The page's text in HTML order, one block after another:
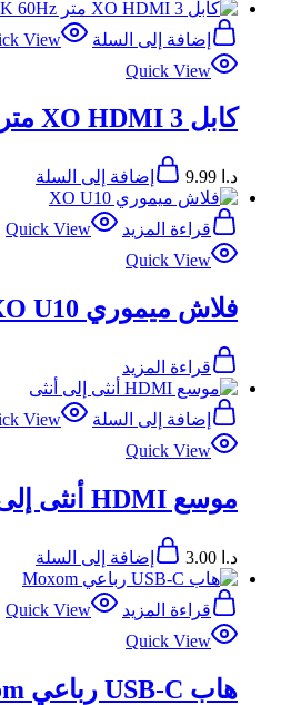
إضافة إلى السلة
View
Quick View
كابل XO HDMI 3 متر 4K 60Hz
د.ا إضافة إلى السلة
قراءة المزيد
Quick View
Quick View
فلاش ميموري XO U10
قراءة المزيد
إضافة إلى السلة
View
Quick View
موسع HDMI أنثى إلى أنثى
د.ا إضافة إلى السلة
قراءة المزيد
Quick View
Quick View
هاب USB-C رباعي Moxom